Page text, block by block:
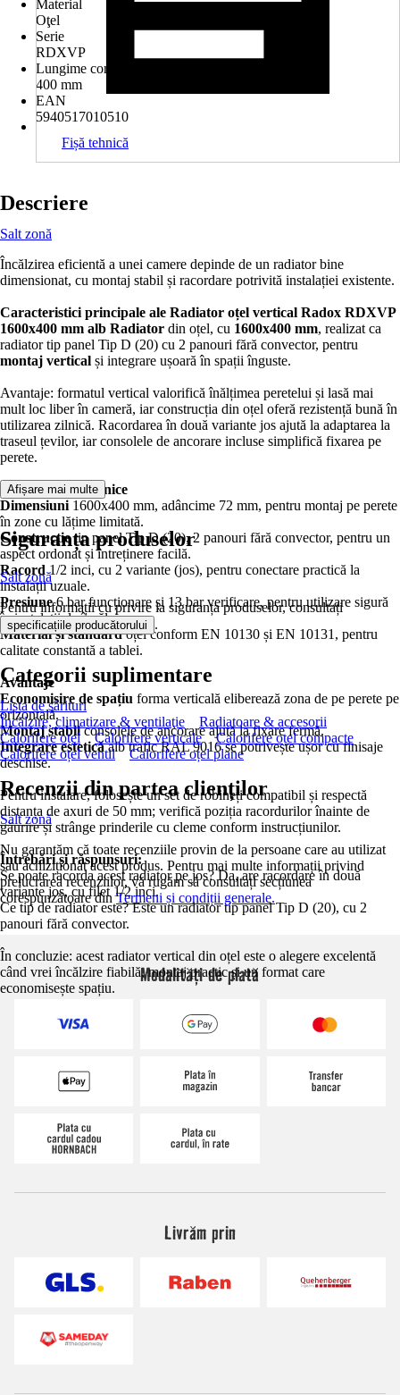
Material
Oţel
Serie
RDXVP
Lungime construcţie
400 mm
EAN
5940517010510
Fișă tehnică
Descriere
Salt zonă
Încălzirea eficientă a unei camere depinde de un radiator bine
dimensionat, cu montaj stabil și racordare potrivită instalației existente.
Caracteristici principale ale Radiator oțel vertical Radox RDXVP
1600x400 mm alb Radiator din oțel, cu 1600x400 mm, realizat ca
radiator tip panel Tip D (20) cu 2 panouri fără convector, pentru
montaj vertical și integrare ușoară în spații înguste.
Avantaje: formatul vertical valorifică înălțimea peretelui și lasă mai
mult loc liber în cameră, iar construcția din oțel oferă rezistență bună în
utilizarea zilnică. Racordarea în două variante jos ajută la adaptarea la
traseul țevilor, iar consolele de ancorare incluse simplifică fixarea pe
perete.
Caracteristici tehnice
Dimensiuni 1600x400 mm, adâncime 72 mm, pentru montaj pe perete
în zone cu lățime limitată.
Construcțietip panel Tip D (20), 2 panouri fără convector, pentru un
aspect ordonat și întreținere facilă.
Racord1/2 inci, cu 2 variante (jos), pentru conectare practică la
instalații uzuale.
Presiune6 bar funcționare și 13 bar verificare, pentru utilizare sigură
în instalații de încălzire.
Material și standardoțel conform EN 10130 și EN 10131, pentru
calitate constantă a tablei.
Avantaje
Economisire de spațiu forma verticală eliberează zona de pe perete pe
orizontală.
Montaj stabilconsolele de ancorare ajută la fixare fermă.
Integrare esteticăalb trafic RAL 9016 se potrivește ușor cu finisaje
deschise.
Pentru instalare, folosește un set de robineți compatibil și respectă
distanța de axuri de 50 mm; verifică poziția racordurilor înainte de
găurire și strânge prinderile cu cleme conform instrucțiunilor.
Întrebări și răspunsuri:
Se poate racorda acest radiator pe jos? Da, are racordare în două
variante jos, cu filet 1/2 inci.
Ce tip de radiator este? Este un radiator tip panel Tip D (20), cu 2
panouri fără convector.
În concluzie: acest radiator vertical din oțel este o alegere excelentă
când vrei încălzire fiabilă, montaj practic și un format care
economisește spațiu.
Afișare mai multe
Siguranța produselor
Salt zonă
Pentru informații cu privire la siguranța produselor, consultați
specificațiile producătorului .
Categorii suplimentare
Lista de sărituri
Încălzire, climatizare & ventilaţie
Radiatoare & accesorii
Calorifere oțel
Calorifere verticale
Calorifere oțel compacte
Calorifere oțel ventil
Calorifere oțel plane
Recenzii din partea clienților
Salt zonă
Nu garantăm că toate recenziile provin de la persoane care au utilizat
sau achiziționat acest produs. Pentru mai multe informații privind
prelucrarea recenziilor, vă rugăm să consultați secțiunea
corespunzătoare dinTermeni și condiții generale.
Modalități de plată
Livrăm prin